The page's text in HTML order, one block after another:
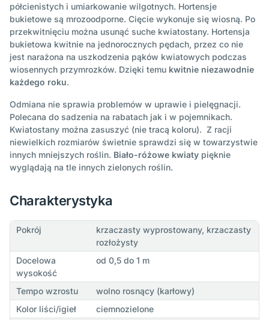
półcienistych i umiarkowanie wilgotnych. Hortensje
bukietowe są mrozoodporne. Cięcie wykonuje się wiosną. Po
przekwitnięciu można usunąć suche kwiatostany. Hortensja
bukietowa kwitnie na jednorocznych pędach, przez co nie
jest narażona na uszkodzenia pąków kwiatowych podczas
wiosennych przymrozków. Dzięki temu kwitnie niezawodnie
każdego roku.
Odmiana nie sprawia problemów w uprawie i pielęgnacji.
Polecana do sadzenia na rabatach jak i w pojemnikach.
Kwiatostany można zasuszyć (nie tracą koloru). Z racji
niewielkich rozmiarów świetnie sprawdzi się w towarzystwie
innych mniejszych roślin. Biało-różowe kwiaty pięknie
wyglądają na tle innych zielonych roślin.
Charakterystyka
Pokrój
krzaczasty wyprostowany, krzaczasty
rozłożysty
Docelowa
wysokość
od 0,5 do 1 m
Tempo wzrostu
wolno rosnący (karłowy)
Kolor liści/igieł
ciemnozielone